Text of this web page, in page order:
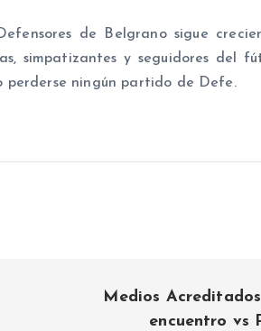
de Belgrano sigue
simpatizantes y seguidores del
perderse ningún partido de Defe.
Medios
encuentro vs